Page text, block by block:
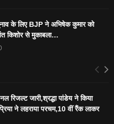
के लिए BJP ने अभिषेक कुमार को
किशोर से मुकाबला…
रिजल्ट जारी,श्रद्धा पांडेय ने किया
ने लहराया परचम,10 वीं रैंक लाकर